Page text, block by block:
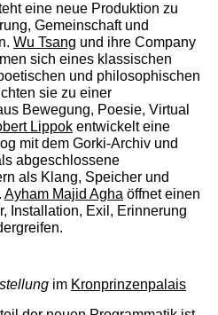
eine neue Produktion zu
Gemeinschaft und
Wu Tsang und ihre Company
sich eines klassischen
und philosophischen
sie zu einer
Bewegung, Poesie, Virtual
Lippokentwickelt eine
mit dem Gorki-Archiv und
abgeschlossene
als Klang, Speicher und
Ayham Majid Aghaöffnet einen
Installation, Exil, Erinnerung
im Kronprinzenpalais